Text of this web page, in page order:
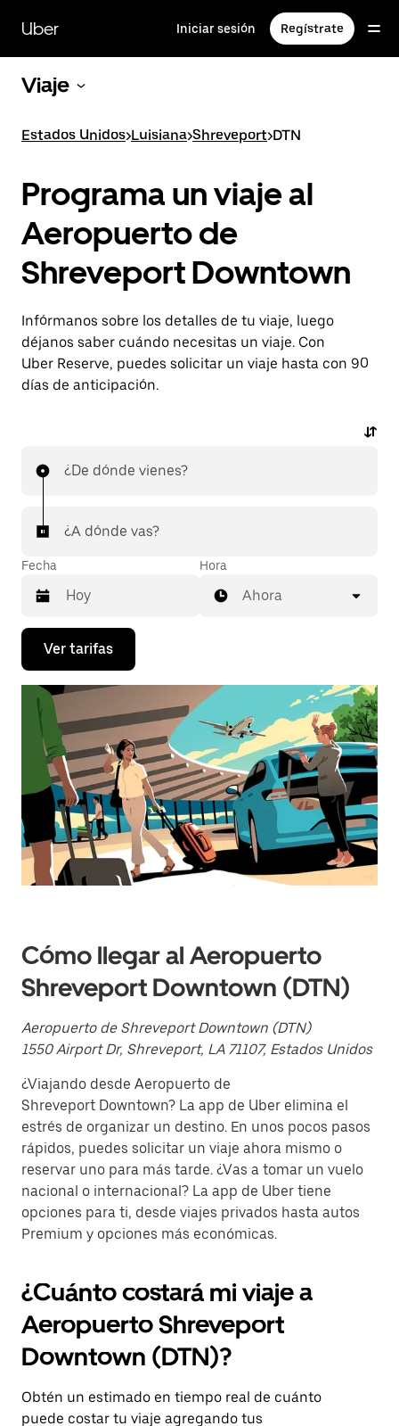
contenido
principal
Uber Iniciar sesión Regístrate
Viaje
Estados Unidos>Luisiana>Shreveport>DTN
Programa un viaje al
Aeropuerto de
Shreveport Downtown
Infórmanos sobre los detalles de tu viaje, luego
déjanos saber cuándo necesitas un viaje. Con
Uber Reserve, puedes solicitar un viaje hasta con 90
días de anticipación.
¿De dónde vienes?
¿A dónde vas?
Fecha
Presiona
flecha
hacia
abajo
para
interactuar
con
calendario
y
selecciona
una
fecha.
Presiona
la
el
calendario.
Hora
Ahora
Ver tarifas
Cómo llegar al Aeropuerto
Shreveport Downtown (DTN)
Aeropuerto de Shreveport Downtown (DTN)
1550 Airport Dr, Shreveport, LA 71107, Estados Unidos
¿Viajando desde Aeropuerto de
Shreveport Downtown? La app de Uber elimina el
estrés de organizar un destino. En unos pocos pasos
rápidos, puedes solicitar un viaje ahora mismo o
reservar uno para más tarde. ¿Vas a tomar un vuelo
nacional o internacional? La app de Uber tiene
opciones para ti, desde viajes privados hasta autos
Premium y opciones más económicas.
¿Cuánto costará mi viaje a
Aeropuerto Shreveport
Downtown (DTN)?
Obtén un estimado en tiempo real de cuánto
puede costar tu viaje agregando tus